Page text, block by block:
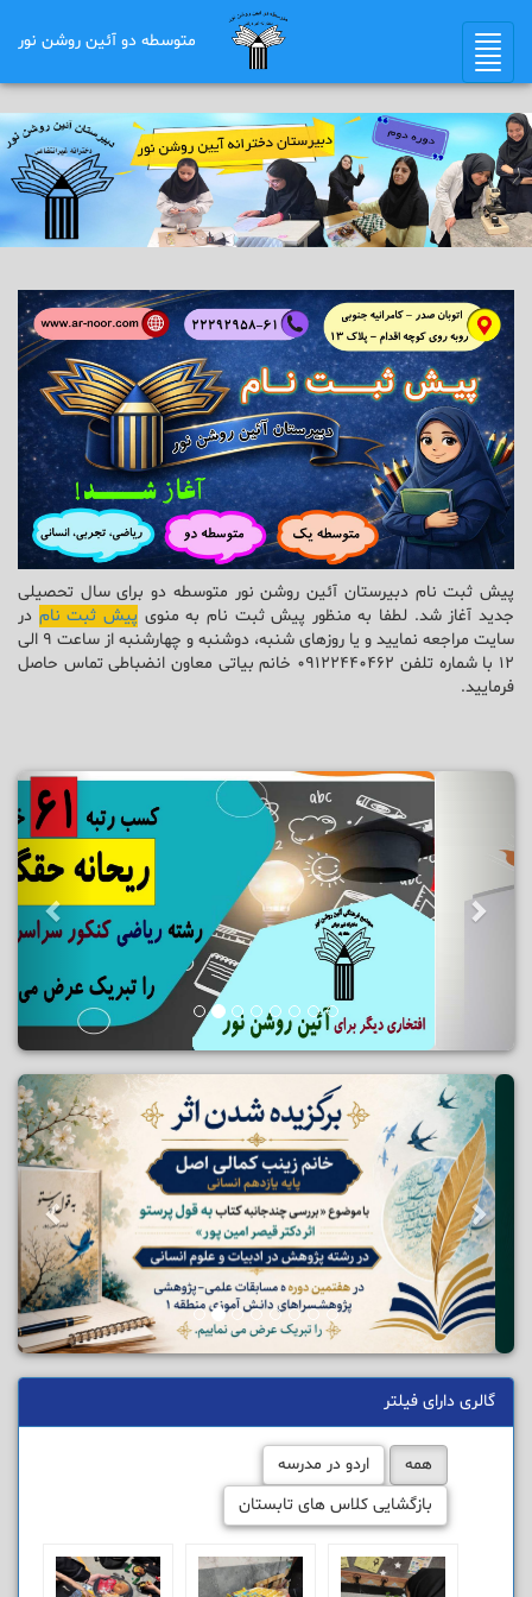
Toggle
navigation
متوسطه دو آئین روشن نور
پیش ثبت نام دبیرستان آئین روشن نور متوسطه دو برای سال تحصیلی
جدید آغاز شد. لطفا به منظور پیش ثبت نام به منوی پیش ثبت نام در
سایت مراجعه نمایید و یا روزهای شنبه، دوشنبه و چهارشنبه از ساعت 9 الی
12 با شماره تلفن 09122440462 خانم بیاتی معاون انضباطی تماس حاصل
فرمایید.
گالری دارای فیلتر
همه
اردو در مدرسه
بازگشایی کلاس های تابستان